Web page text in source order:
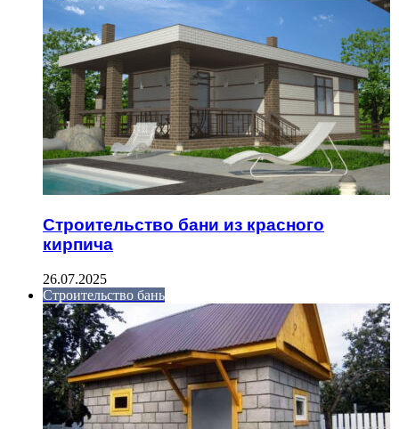
Строительство бани из красного
кирпича
26.07.2025
Строительство бань